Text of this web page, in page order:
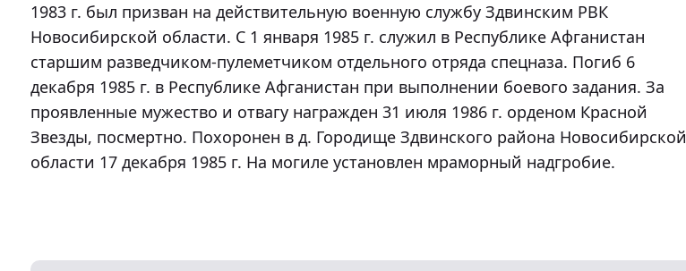
1983 г. был призван на действительную военную службу Здвинским РВК
Новосибирской области. С 1 января 1985 г. служил в Республике Афганистан
старшим разведчиком-пулеметчиком отдельного отряда спецназа. Погиб 6
декабря 1985 г. в Республике Афганистан при выполнении боевого задания. За
проявленные мужество и отвагу награжден 31 июля 1986 г. орденом Красной
Звезды, посмертно. Похоронен в д. Городище Здвинского района Новосибирской